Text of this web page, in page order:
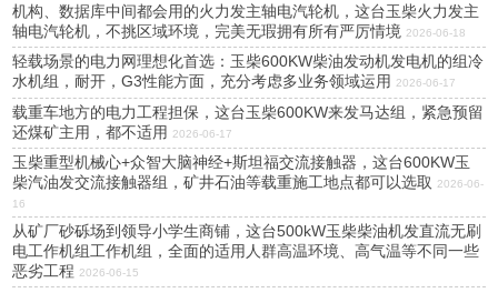
机构、数据库中间都会用的火力发主轴电汽轮机，这台玉柴火力发主
轴电汽轮机，不挑区域环境，完美无瑕拥有所有严厉情境 2026-06-18
轻载场景的电力网理想化首选：玉柴600KW柴油发动机发电机的组冷
水机组，耐开，G3性能方面，充分考虑多业务领域运用
2026-06-17
载重车地方的电力工程担保，这台玉柴600KW来发马达组，紧急预留
还煤矿主用，都不适用
2026-06-17
玉柴重型机械心+众智大脑神经+斯坦福交流接触器，这台600KW玉
柴汽油发交流接触器组，矿井石油等载重施工地点都可以选取
2026-06-
16
从矿厂砂砾场到领导小学生商铺，这台500kW玉柴柴油机发直流无刷
电工作机组工作机组，全面的适用人群高温环境、高气温等不同一些
恶劣工程 2026-06-15